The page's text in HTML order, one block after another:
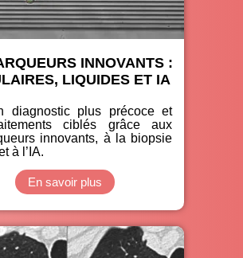
INNOVANTS :
LIQUIDES ET IA
diagnostic plus précoce et
ciblés grâce aux
innovants, à la biopsie
à l’IA.
En savoir plus